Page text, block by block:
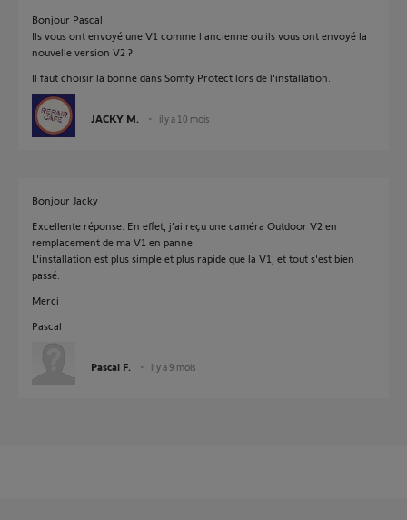
Bonjour Pascal
Ils vous ont envoyé une V1 comme l'ancienne ou ils vous ont envoyé la
nouvelle version V2 ?
Il faut choisir la bonne dans Somfy Protect lors de l'installation.
JACKY M. il y a 10 mois
Bonjour Jacky
Excellente réponse. En effet, j'ai reçu une caméra Outdoor V2 en
remplacement de ma V1 en panne.
L'installation est plus simple et plus rapide que la V1, et tout s'est bien
passé.
Merci
Pascal
Pascal F. il y a 9 mois